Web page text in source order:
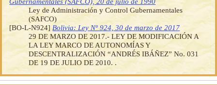
Ley de Administración y Control Gubernamentales
(SAFCO)
[BO-L-N924] Bolivia: Ley Nº 924, 30 de marzo de 2017
29 DE MARZO DE 2017.- LEY DE MODIFICACIÓN A
LA LEY MARCO DE AUTONOMÍAS Y
DESCENTRALIZACIÓN “ANDRÉS IBÁÑEZ” No. 031
DE 19 DE JULIO DE 2010. .